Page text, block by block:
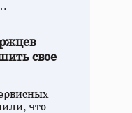
свое
что